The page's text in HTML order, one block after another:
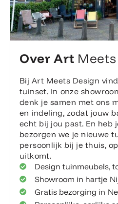
Over Art Meets
Bij Art Meets Design
tuinset. In onze
denk je samen met ons
en indeling, zodat jouw
echt bij jou past. En heb
bezorgen we je nieuwe
persoonlijk bij je thuis,
uitkomt.
Design tuinmeubels,
Showroom in hartje
Gratis bezorging in